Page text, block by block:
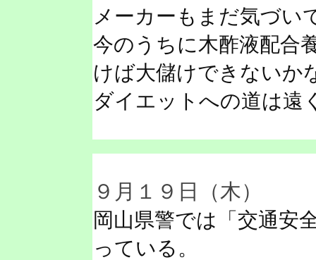
メーカーもまだ気づい
今のうちに木酢液配合
けば大儲けできないか
ダイエットへの道は遠
９月１９日（木）
岡山県警では「交通安
っている。